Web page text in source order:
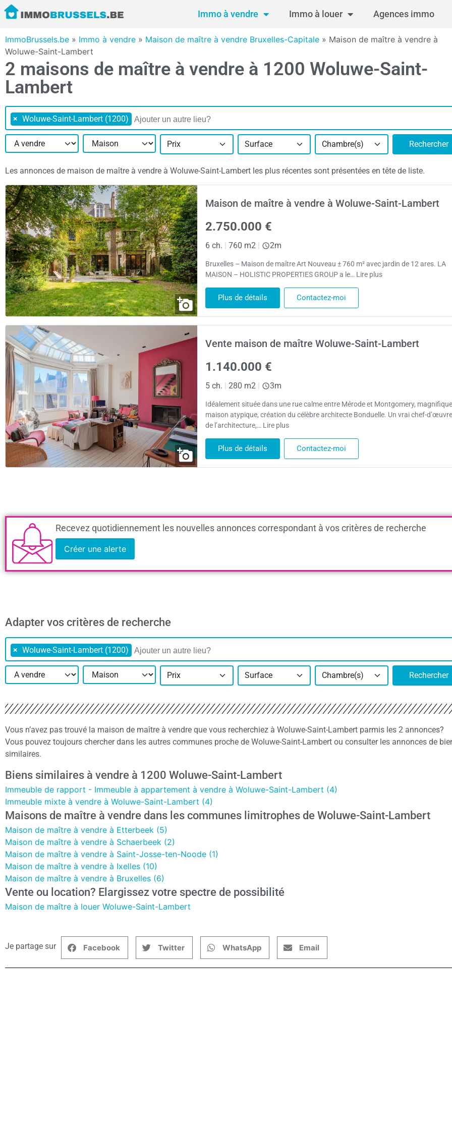
Immo à vendre Immo à louer Agences immo
ImmoBrussels.be » Immo à vendre » Maison de maître à vendre Bruxelles-Capitale » Maison de maître à vendre à
Woluwe-Saint-Lambert
2 maisons de maître à vendre à 1200 Woluwe-Saint-
Lambert
× Woluwe-Saint-Lambert (1200)
Prix Surface Chambre(s) Rechercher
Les annonces de maison de maître à vendre à Woluwe-Saint-Lambert les plus récentes sont présentées en tête de liste.
Maison de maître à vendre à Woluwe-Saint-Lambert
2.750.000 €
6 ch. | 760 m2 | 2m
Bruxelles – Maison de maître Art Nouveau ± 760 m² avec jardin de 12 ares. LA
MAISON – HOLISTIC PROPERTIES GROUP a le… Lire plus
Plus de détails Contactez-moi
Vente maison de maître Woluwe-Saint-Lambert
1.140.000 €
5 ch. | 280 m2 | 3m
Idéalement située dans une rue calme entre Mérode et Montgomery, magnifique
maison atypique, création du célèbre architecte Bonduelle. Un vrai chef-d’œuvre
de l’architecture,… Lire plus
Plus de détails Contactez-moi
Recevez quotidiennement les nouvelles annonces correspondant à vos critères de recherche
Créer une alerte
Adapter vos critères de recherche
× Woluwe-Saint-Lambert (1200)
Prix Surface Chambre(s) Rechercher
Vous n’avez pas trouvé la maison de maître à vendre que vous recherchiez à Woluwe-Saint-Lambert parmis les 2 annonces?
Vous pouvez toujours chercher dans les autres communes proche de Woluwe-Saint-Lambert ou consulter les annonces de
similaires.
Biens similaires à vendre à 1200 Woluwe-Saint-Lambert
Immeuble de rapport - Immeuble à appartement à vendre à Woluwe-Saint-Lambert (4)
Immeuble mixte à vendre à Woluwe-Saint-Lambert (4)
Maisons de maître à vendre dans les communes limitrophes de Woluwe-Saint-Lambert
Maison de maître à vendre à Etterbeek (5)
Maison de maître à vendre à Schaerbeek (2)
Maison de maître à vendre à Saint-Josse-ten-Noode (1)
Maison de maître à vendre à Ixelles (10)
Maison de maître à vendre à Bruxelles (6)
Vente ou location? Elargissez votre spectre de possibilité
Maison de maître à louer Woluwe-Saint-Lambert
Je partage sur Facebook Twitter WhatsApp Email